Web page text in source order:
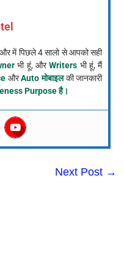
में पिछले 4 सालो से आपको सही
भी हूं, औरWriters भी हूं, मैं
औरAuto मोबाइलकी जानकारी
Purpose है।
Next Post →